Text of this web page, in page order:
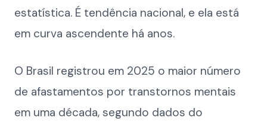
estatística. É tendência nacional, e ela está
em curva ascendente há anos.
O Brasil registrou em 2025 o maior número
de afastamentos por transtornos mentais
em uma década, segundo dados do